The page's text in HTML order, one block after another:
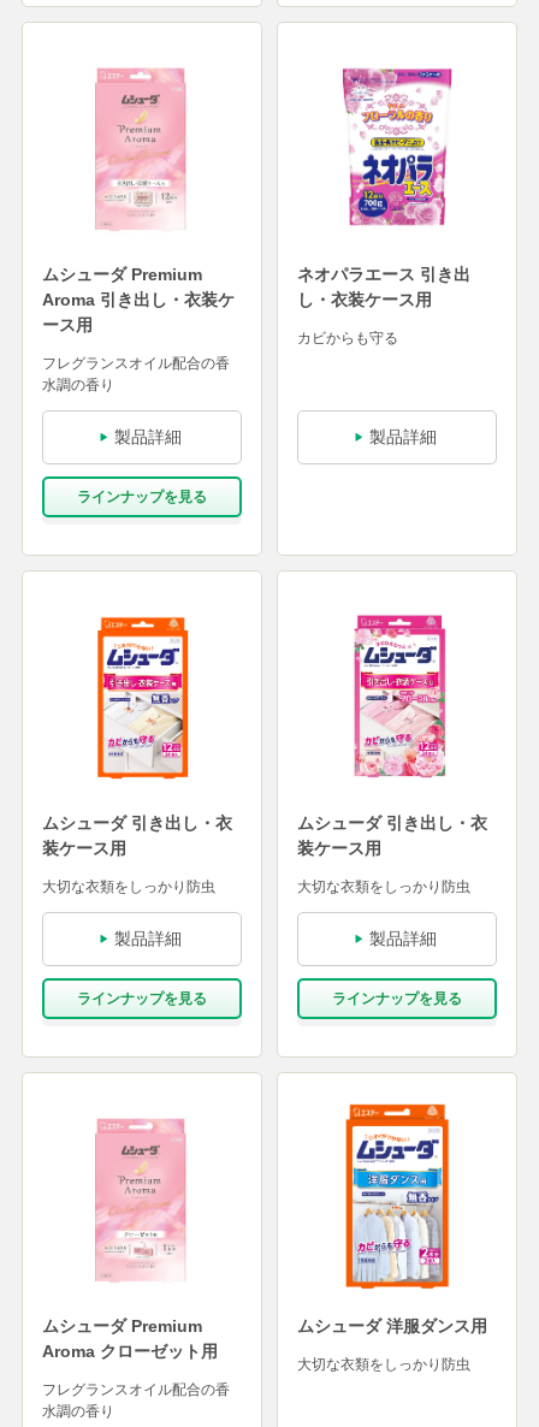
ムシューダ Premium
Aroma 引き出し・衣装ケ
ース用
フレグランスオイル配合の香
水調の香り
製品詳細
ラインナップを⾒る
ネオパラエース 引き出
し・衣装ケース用
カビからも守る
製品詳細
ムシューダ 引き出し・衣
装ケース用
大切な衣類をしっかり防虫
製品詳細
ラインナップを⾒る
ムシューダ 引き出し・衣
装ケース用
大切な衣類をしっかり防虫
製品詳細
ラインナップを⾒る
ムシューダ Premium
Aroma クローゼット用
フレグランスオイル配合の香
水調の香り
ムシューダ 洋服ダンス用
大切な衣類をしっかり防虫